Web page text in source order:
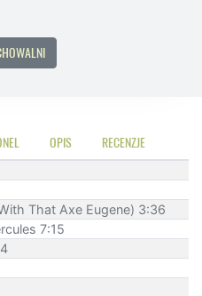
OPIS RECENZJE
That Axe Eugene) 3:36
7:15